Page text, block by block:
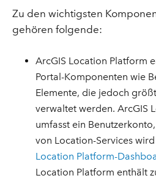
Zu den wichtigsten
gehören folgende:
ArcGIS Location Platform
Portal-Komponenten wie
Elemente, die jedoch
verwaltet werden. ArcGIS
umfasst ein
von Location-Services
Location Platform-
Location Platform enthält